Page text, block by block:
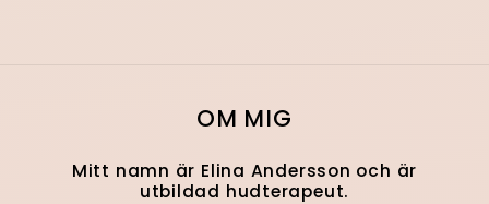
OM MIG
Mitt namn är Elina Andersson och är
utbildad hudterapeut.